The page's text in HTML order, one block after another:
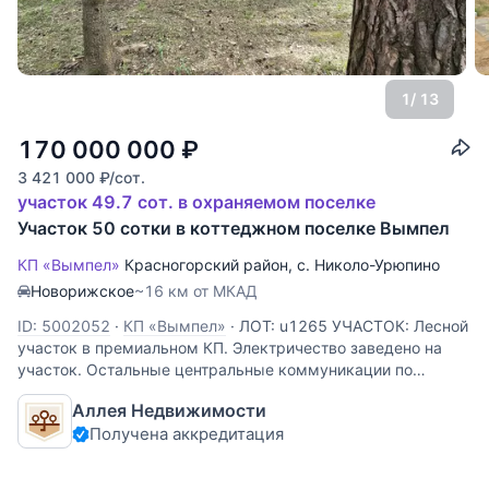
1/ 13
170 000 000 ₽
3 421 000 ₽/сот.
участок 49.7 сот. в охраняемом поселке
Участок 50 сотки в коттеджном поселке Вымпел
КП «Вымпел» Красногорский район, с. Николо-Урюпино
Новорижское~16 км от МКАД
ID: 5002052 · КП «Вымпел» · ЛОТ: u1265 УЧАСТОК: Лесной
участок в премиальном КП. Электричество заведено на
участок. Остальные центральные коммуникации по
границе участка. Сделан дренаж. Вложено уже порядка
40 млн. Растет много сосен и елей, лиственных почти нет.
Участок
Аллея Недвижимости
Получена аккредитация